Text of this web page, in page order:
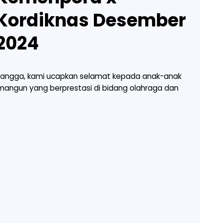
Desember
kami ucapkan selamat kepada anak-anak
yang berprestasi di bidang olahraga dan